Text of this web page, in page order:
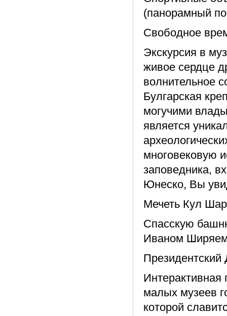
(панорамный
Свободное
Экскурсия в
живое сердце
волнительное
Булгарская
могучими
является
многовековую
заповедника,
Юнеско, Вы
Мечеть Кул
Спасскую
Иваном
Интерактивная
малых музеев
которой